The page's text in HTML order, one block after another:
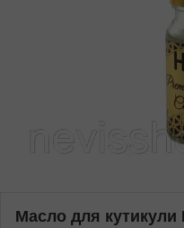
Масло для кутикули